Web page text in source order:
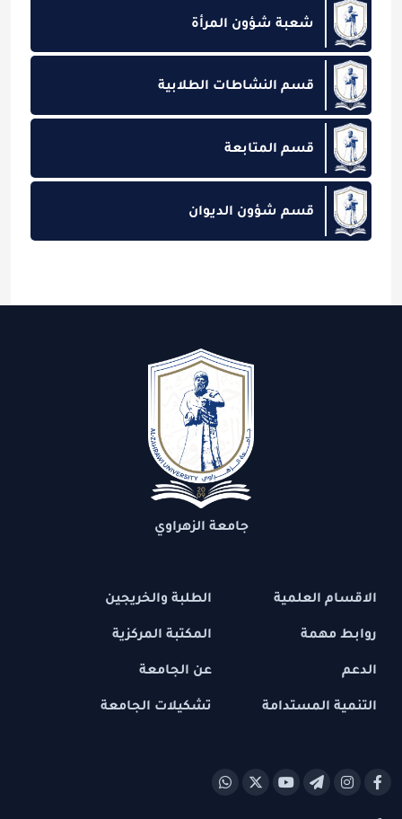
شعبة شؤون المرأة
قسم النشاطات الطلابية
قسم المتابعة
قسم شؤون الديوان
جامعة الزهراوي
الاقسام العلمية
روابط مهمة
الدعم
التنمية المستدامة
الطلبة والخريجين
المكتبة المركزية
عن الجامعة
تشكيلات الجامعة